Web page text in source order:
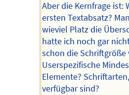
Aber die Kernfrage ist:
ersten Textabsatz?
wieviel Platz die
hatte ich noch gar
schon die
Userspezifische
Elemente?
verfügbar sind?